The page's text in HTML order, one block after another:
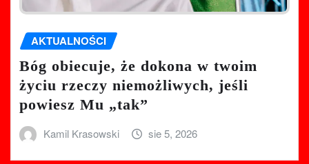
AKTUALNOŚCI
Bóg obiecuje, że dokona w twoim
życiu rzeczy niemożliwych, jeśli
powiesz Mu „tak”
Kamil Krasowski sie 5, 2026